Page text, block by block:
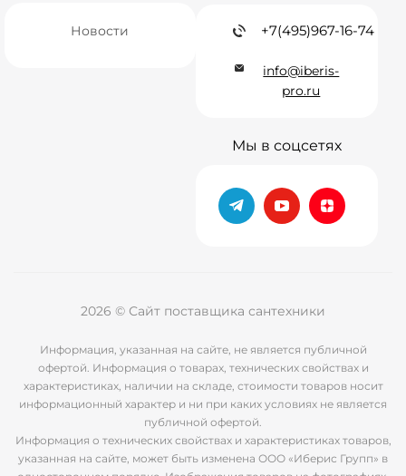
Новости +7(495)967-16-74
info@iberis-
pro.ru
Мы в соцсетях
2026 © Сайт поставщика сантехники
Информация, указанная на сайте, не является публичной
офертой. Информация о товарах, технических свойствах и
характеристиках, наличии на складе, стоимости товаров носит
информационный характер и ни при каких условиях не является
публичной офертой.
Информация о технических свойствах и характеристиках товаров,
указанная на сайте, может быть изменена ООО «Иберис Групп» в